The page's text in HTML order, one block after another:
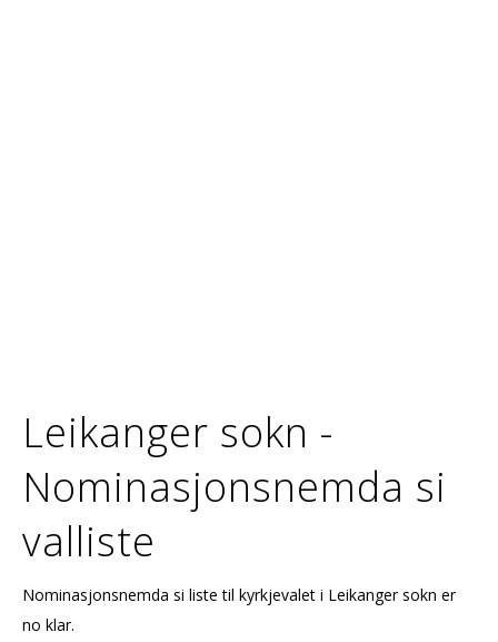
Leikanger sokn -
Nominasjonsnemda si
valliste
Nominasjonsnemda si liste til kyrkjevalet i Leikanger sokn er
no klar.